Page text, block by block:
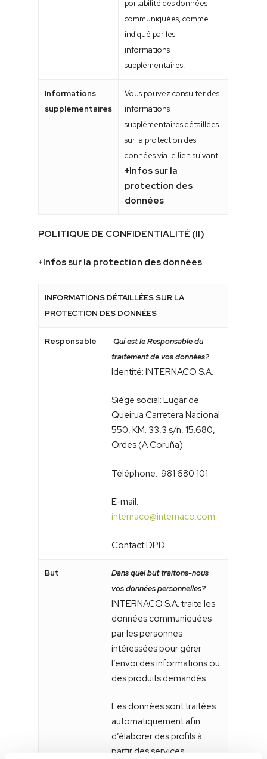
portabilité des données
communiquées, comme
indiqué par les
informations
supplémentaires.
Informations
supplémentaires
Vous pouvez consulter des
informations
supplémentaires détaillées
sur la protection des
données via le lien suivant
+Infos sur la
protection des
données
POLITIQUE DE CONFIDENTIALITÉ (II)
+Infos sur la protection des données
INFORMATIONS DÉTAILLÉES SUR LA
PROTECTION DES DONNÉES
Responsable
Qui est le Responsable du
traitement de vos données?
Identité: INTERNACO S.A.
Siège social: Lugar de
Queirua Carretera Nacional
550, KM. 33,3 s/n, 15.680,
Ordes (A Coruña)
Téléphone: 981 680 101
E-mail:
internaco@internaco.com
Contact DPD:
But
Dans quel but traitons-nous
vos données personnelles?
INTERNACO S.A. traite les
données communiquées
par les personnes
intéressées pour gérer
l’envoi des informations ou
des produits demandés.
Les données sont traitées
automatiquement afin
d’élaborer des profils à
partir des services